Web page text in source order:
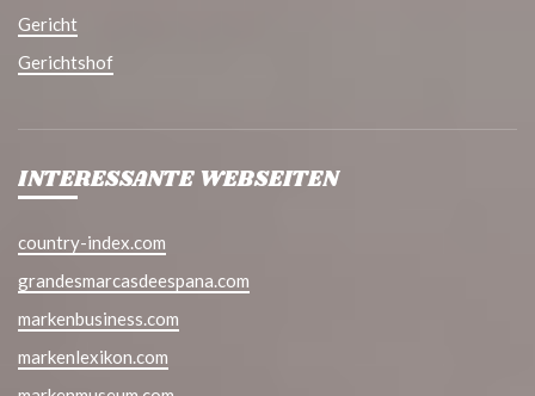
Gericht
Gerichtshof
INTERESSANTE WEBSEITEN
country-index.com
grandesmarcasdeespana.com
markenbusiness.com
markenlexikon.com